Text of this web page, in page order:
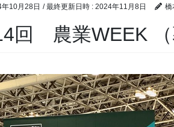
10月28日 / 最終更新日時 : 2024年11月8日 橋
回 農業WEEK （